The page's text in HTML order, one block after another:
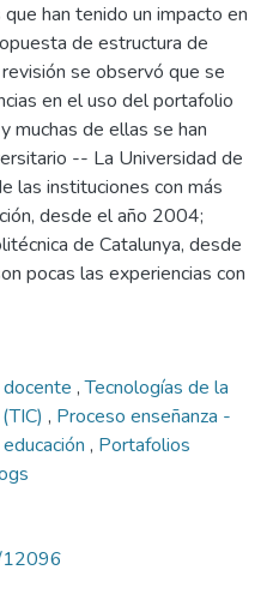
han tenido un impacto en
de estructura de
se observó que se
en el uso del portafolio
de ellas se han
-- La Universidad de
las instituciones con más
desde el año 2004;
de Catalunya, desde
pocas las experiencias con
,Tecnologías de la
, Proceso enseñanza -
, Portafolios
12096